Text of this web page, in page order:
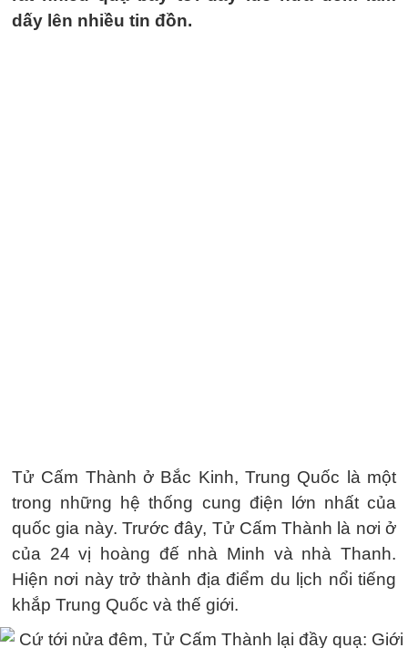
dấy lên nhiều tin đồn.
Tử Cấm Thành ở Bắc Kinh, Trung Quốc là một
trong những hệ thống cung điện lớn nhất của
quốc gia này. Trước đây, Tử Cấm Thành là nơi ở
của 24 vị hoàng đế nhà Minh và nhà Thanh.
Hiện nơi này trở thành địa điểm du lịch nổi tiếng
khắp Trung Quốc và thế giới.